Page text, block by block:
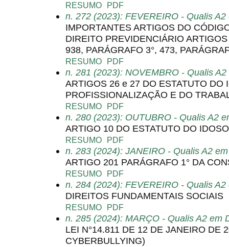
RESUMO PDF
n. 272 (2023): FEVEREIRO - Qualis A2
IMPORTANTES ARTIGOS DO
DIREITO PREVIDENCIÁRIO
938, PARÁGRAFO 3°, 473,
RESUMO PDF
n. 281 (2023): NOVEMBRO - Qualis
ARTIGOS 26 e 27 DO ESTATUTO DO
PROFISSIONALIZAÇÃO E DO
RESUMO PDF
n. 280 (2023): OUTUBRO - Qualis A2
ARTIGO 10 DO ESTATUTO DO IDOSO
RESUMO PDF
n. 283 (2024): JANEIRO - Qualis A2
ARTIGO 201 PARÁGRAFO 1° DA
RESUMO PDF
n. 284 (2024): FEVEREIRO - Qualis A2
DIREITOS FUNDAMENTAIS SOCIAIS
RESUMO PDF
n. 285 (2024): MARÇO - Qualis A2 em
LEI N°14.811 DE 12 DE JANEIRO DE
CYBERBULLYING)